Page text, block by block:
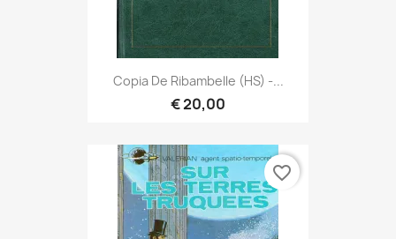
Copia De Ribambelle (HS) -...
€ 20,00
favorite_border